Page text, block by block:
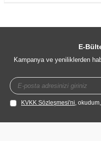
E-
Kampanya ve yeniliklerden
KVKK Sözleşmesi'ni,